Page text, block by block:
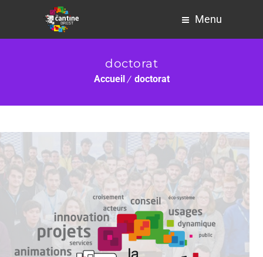
Menu
doctorat
Accueil doctorat